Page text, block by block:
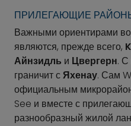
ПРИЛЕГАЮЩИЕ
Важными ориентирами
являются, прежде всего,
Айнзидль и Цвергерн. С
граничит сЯхенау. Сам
официальным
See и вместе с
разнообразный жилой